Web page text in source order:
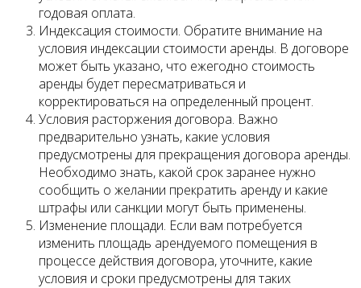
годовая оплата.
Индексация стоимости. Обратите внимание на
условия индексации стоимости аренды. В договоре
может быть указано, что ежегодно стоимость
аренды будет пересматриваться и
корректироваться на определенный процент.
Условия расторжения договора. Важно
предварительно узнать, какие условия
предусмотрены для прекращения договора аренды.
Необходимо знать, какой срок заранее нужно
сообщить о желании прекратить аренду и какие
штрафы или санкции могут быть применены.
Изменение площади. Если вам потребуется
изменить площадь арендуемого помещения в
процессе действия договора, уточните, какие
условия и сроки предусмотрены для таких